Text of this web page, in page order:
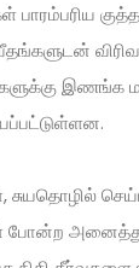
பாரம்பரிய
இணங்க
சுயதொழில்
போன்ற